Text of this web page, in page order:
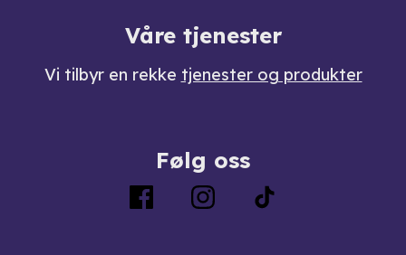
Våre tjenester
Vi tilbyr en rekke tjenester og produkter
Følg oss